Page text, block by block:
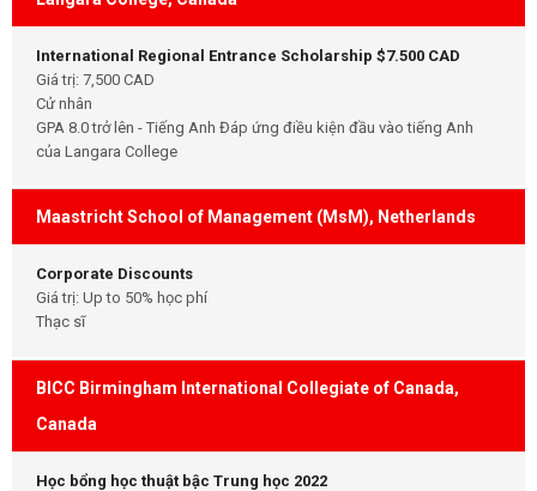
International Regional Entrance Scholarship $7.500 CAD
Giá trị: 7,500 CAD
Cử nhân
GPA 8.0 trở lên - Tiếng Anh Đáp ứng điều kiện đầu vào tiếng Anh
của Langara College
Maastricht School of Management (MsM), Netherlands
Corporate Discounts
Giá trị: Up to 50% học phí
Thạc sĩ
BICC Birmingham International Collegiate of Canada,
Canada
Học bổng học thuật bậc Trung học 2022